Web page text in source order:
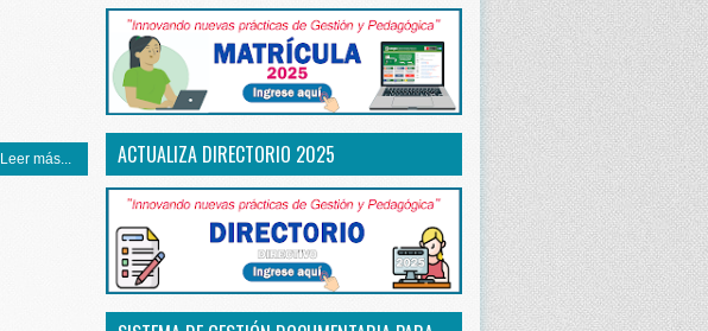
Leer más... ACTUALIZA DIRECTORIO 2025